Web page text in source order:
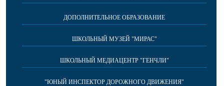
ДОПОЛНИТЕЛЬНОЕ ОБРАЗОВАНИЕ
ШКОЛЬНЫЙ МУЗЕЙ "МИРАС"
ШКОЛЬНЫЙ МЕДИАЦЕНТР "ГЕНЧЛИ"
"ЮНЫЙ ИНСПЕКТОР ДОРОЖНОГО ДВИЖЕНИЯ"